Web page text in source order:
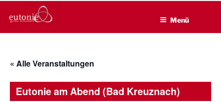
Inhalt
EUTONIE.DE
Lebensbalance durch körperliche Selbsterfahrung
Menü
« Alle Veranstaltungen
Eutonie am Abend (Bad Kreuznach)